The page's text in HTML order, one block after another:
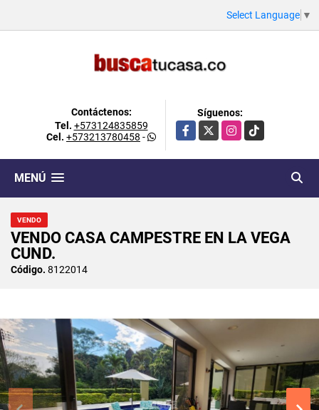
Select Language ▼
Contáctenos:
Tel. +573124835859
Cel. +573213780458 -
Síguenos:
Facebook
X Instagram
TikTok
MENÚ
VENDO
VENDO CASA CAMPESTRE EN LA VEGA
CUND.
Código. 8122014